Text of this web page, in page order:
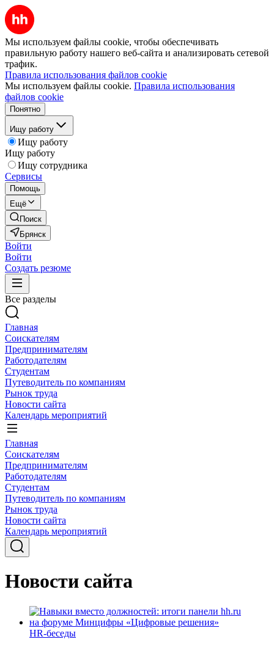
Мы используем файлы cookie, чтобы обеспечивать
правильную работу нашего веб-сайта и анализировать сетевой
трафик.
Правила использования файлов cookie
Мы используем файлы cookie. Правила использования
файлов cookie
Понятно
Ищу работу
Ищу работу
Ищу работу
Ищу сотрудника
Сервисы
Помощь
Ещё
Поиск
Брянск
Войти
Войти
Создать резюме
Все разделы
Главная
Соискателям
Предпринимателям
Работодателям
Студентам
Путеводитель по компаниям
Рынок труда
Новости сайта
Календарь мероприятий
Главная
Соискателям
Предпринимателям
Работодателям
Студентам
Путеводитель по компаниям
Рынок труда
Новости сайта
Календарь мероприятий
Новости сайта
HR-беседы